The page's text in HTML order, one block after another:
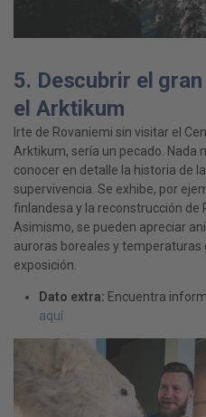
5. Descubrir el
el Arktikum
Irte de Rovaniemi sin visitar el
Arktikum, sería un pecado. Nada
conocer en detalle la historia de
supervivencia. Se exhibe, por
finlandesa y la reconstrucción de
Asimismo, se pueden apreciar
auroras boreales y temperaturas
exposición.
Dato extra: Encuentra
aquí